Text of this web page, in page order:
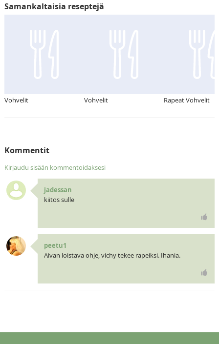
Samankaltaisia reseptejä
Vohvelit Vohvelit Rapeat Vohvelit
Kommentit
Kirjaudu sisään kommentoidaksesi
jadessan
kiitos sulle
peetu1
Aivan loistava ohje, vichy tekee rapeiksi. Ihania.